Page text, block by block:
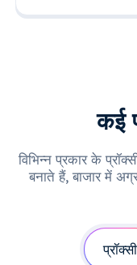
कई
विभिन्न प्रकार के
बनाते हैं, बाजार में
प्रॉक्सी